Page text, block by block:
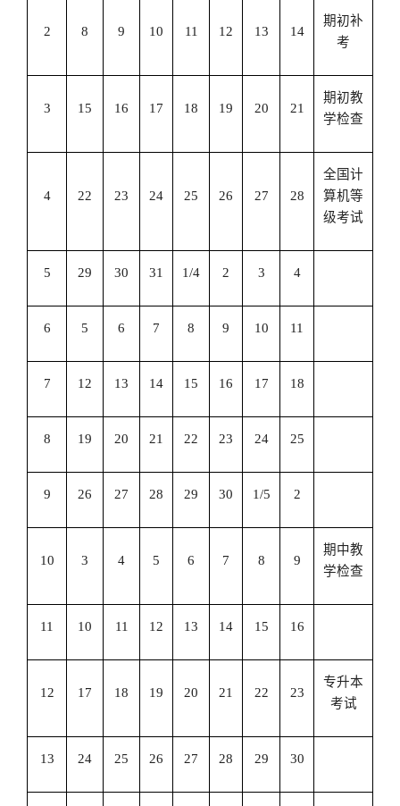
2 8 9 10 11 12 13 14
期初补
考
3 15 16 17 18 19 20 21
期初教
学检查
4 22 23 24 25 26 27 28
全国计
算机等
级考试
5 29 30 31 1/4 2 3 4
6 5 6 7 8 9 10 11
7 12 13 14 15 16 17 18
8 19 20 21 22 23 24 25
9 26 27 28 29 30 1/5 2
10 3 4 5 6 7 8 9
期中教
学检查
11 10 11 12 13 14 15 16
12 17 18 19 20 21 22 23
专升本
考试
13 24 25 26 27 28 29 30